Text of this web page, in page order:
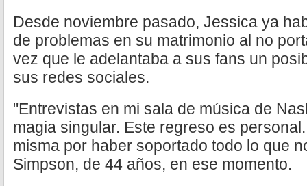
Desde noviembre pasado, Jessica ya
de problemas en su matrimonio al no
vez que le adelantaba a sus fans un
sus redes sociales.
"Entrevistas en mi sala de música de
magia singular. Este regreso es
misma por haber soportado todo lo que
Simpson, de 44 años, en ese momento.